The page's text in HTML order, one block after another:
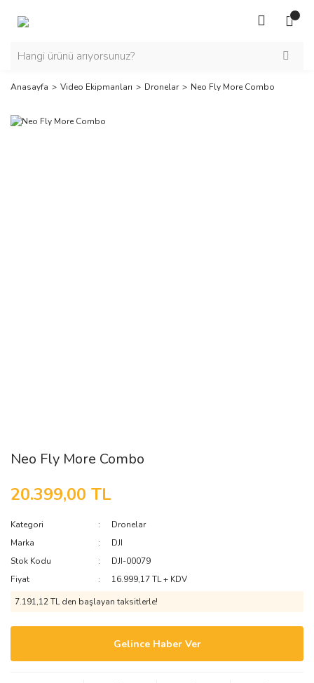
Anasayfa Video Ekipmanları Dronelar Neo Fly More Combo
Neo Fly More Combo
20.399,00 TL
Kategori
Dronelar
Marka
DJI
Stok Kodu
DJI-00079
Fiyat
16.999,17 TL + KDV
7.191,12 TL den başlayan taksitlerle!
Gelince Haber Ver